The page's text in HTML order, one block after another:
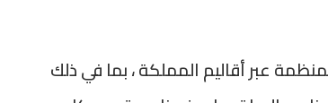
عبر أقاليم المملكة ، بما في ذلك